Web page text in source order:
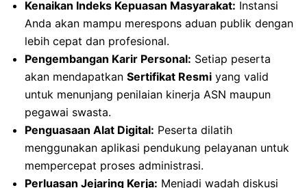
Kenaikan Indeks Kepuasan Masyarakat: Instansi
Anda akan mampu merespons aduan publik dengan
lebih cepat dan profesional.
Pengembangan Karir Personal: Setiap peserta
akan mendapatkan Sertifikat Resmi yang valid
untuk menunjang penilaian kinerja ASN maupun
pegawai swasta.
Penguasaan Alat Digital: Peserta dilatih
menggunakan aplikasi pendukung pelayanan untuk
mempercepat proses administrasi.
Perluasan Jejaring Kerja: Menjadi wadah diskusi